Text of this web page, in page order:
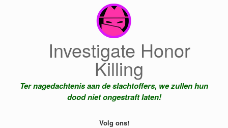
Investigate Honor
Killing
Ter nagedachtenis aan de slachtoffers, we zullen hun
dood niet ongestraft laten!
Volg ons!